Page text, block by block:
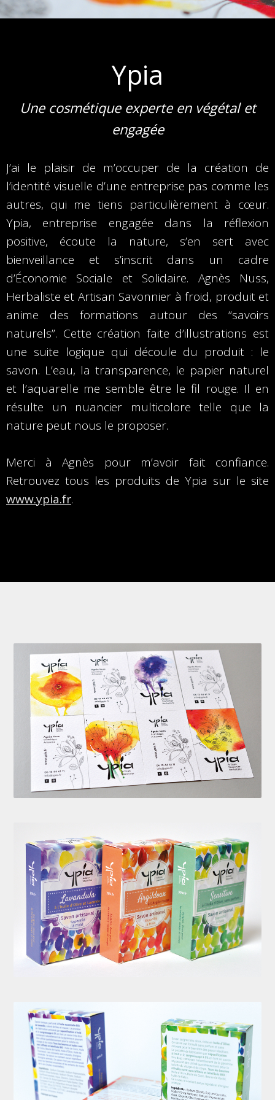
Ypia
Une cosmétique experte en végétal et
engagée
J’ai le plaisir de m’occuper de la création de
l’identité visuelle d’une entreprise pas comme les
autres, qui me tiens particulièrement à cœur.
Ypia, entreprise engagée dans la réflexion
positive, écoute la nature, s’en sert avec
bienveillance et s’inscrit dans un cadre
d’Économie Sociale et Solidaire. Agnès Nuss,
Herbaliste et Artisan Savonnier à froid, produit et
anime des formations autour des “savoirs
naturels”. Cette création faite d’illustrations est
une suite logique qui découle du produit : le
savon. L’eau, la transparence, le papier naturel
et l’aquarelle me semble être le fil rouge. Il en
résulte un nuancier multicolore telle que la
nature peut nous le proposer.
Merci à Agnès pour m’avoir fait confiance.
Retrouvez tous les produits de Ypia sur le site
www.ypia.fr.